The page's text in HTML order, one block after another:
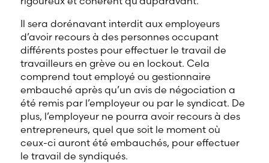
Il sera dorénavant interdit aux employeurs
d’avoir recours à des personnes occupant
différents postes pour effectuer le travail de
travailleurs en grève ou en lockout. Cela
comprend tout employé ou gestionnaire
embauché après qu’un avis de négociation a
été remis par l’employeur ou par le syndicat. De
plus, l’employeur ne pourra avoir recours à des
entrepreneurs, quel que soit le moment où
ceux-ci auront été embauchés, pour effectuer
le travail de syndiqués.